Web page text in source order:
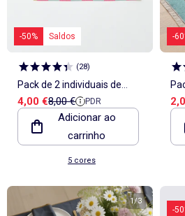
-50% Saldos
(28)
Pack de 2 individuais de
mesa decorados 32 x 45 cm
- Kiabi Home
Preço de venda
4,00 €Preço de referência
8,00 € PDR
Adicionar ao
carrinho
5 cores
-
1/3
-